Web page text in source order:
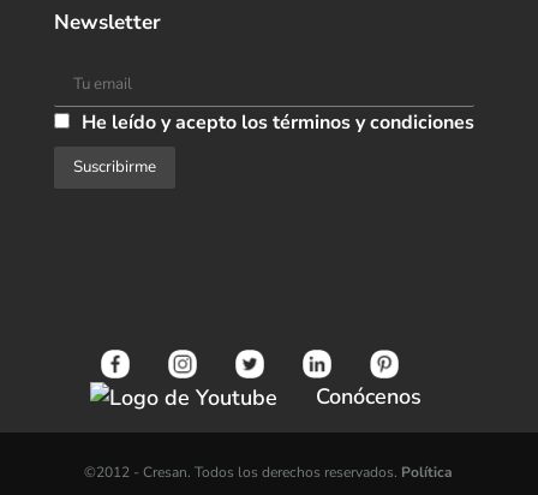
Newsletter
He leído y acepto los términos y condiciones
Conócenos
©2012 -Cresan. Todos los derechos reservados. Política